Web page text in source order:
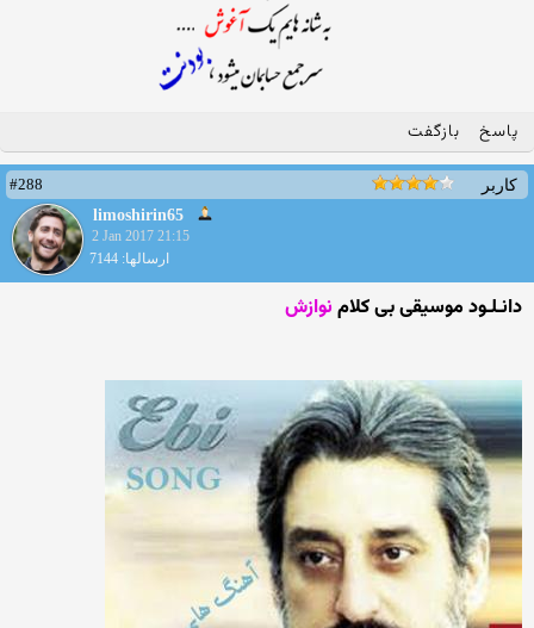
پاسخ بازگفت
کاربر
#288
limoshirin65
2 Jan 2017 21:15
ارسالها: 7144
دانـلـود موسیقی بی کلامنوازش